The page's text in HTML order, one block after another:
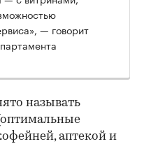
— говорит
называть
аптекой и